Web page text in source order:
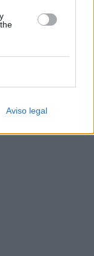
Aviso legal